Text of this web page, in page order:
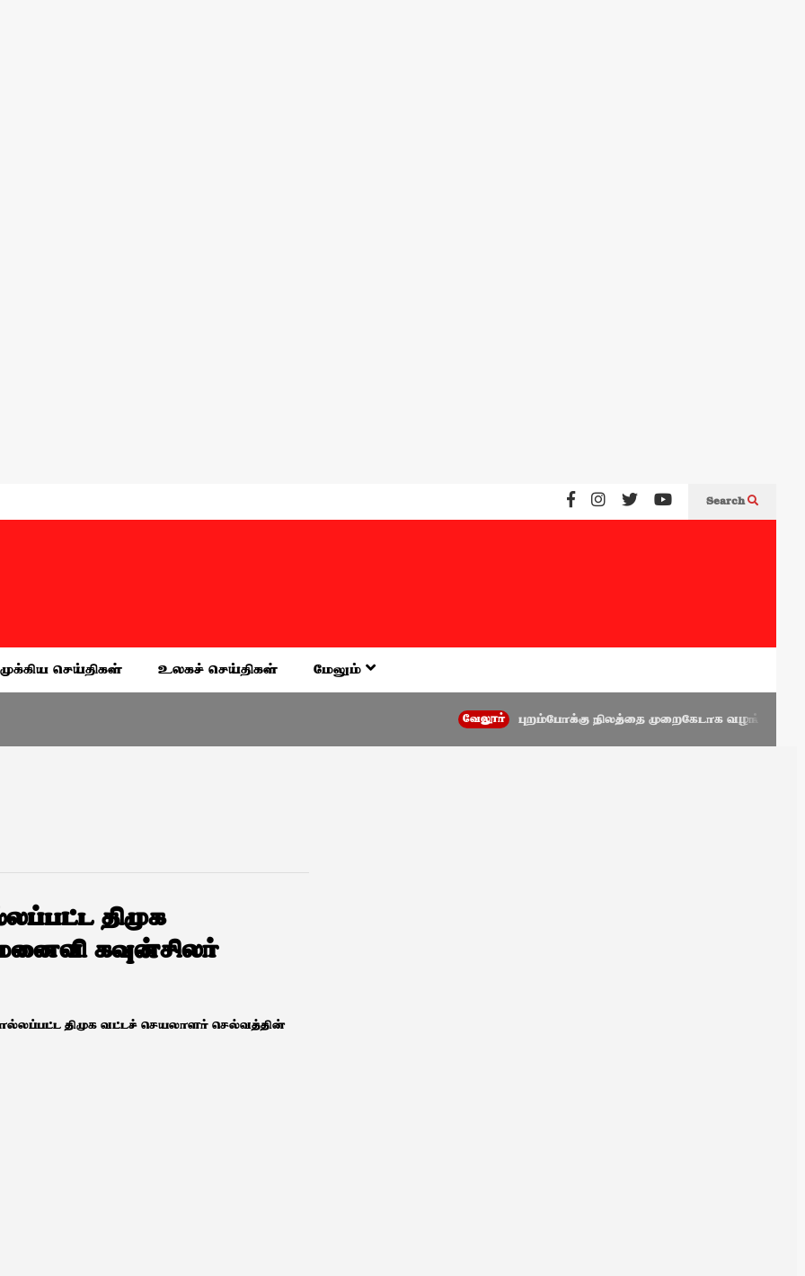
Search
முக்கிய செய்திகள் உலகச் செய்திகள் மேலும்
புறம்போக்கு நிலத்தை முறைகேடாக வழங்கிய
திமுக
கவுன்சிலர்
திமுக வட்டச் செயலாளர் செல்வத்தின்